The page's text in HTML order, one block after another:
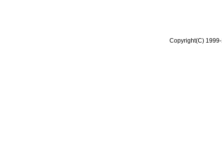
Copyright(C)